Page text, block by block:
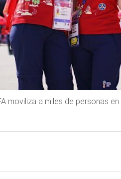
moviliza a miles de personas